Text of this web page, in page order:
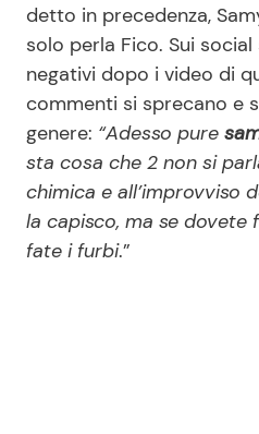
detto in precedenza,
solo perla Fico. Sui
negativi dopo i video di
commenti si sprecano e
genere: “Adesso pure
sta cosa che 2 non si
chimica e all’improvviso
la capisco, ma se dovete
fate i furbi.”